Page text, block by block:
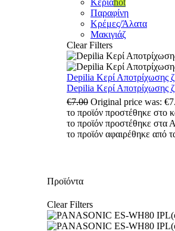
Κεριάhot
Παραφίνη
Κρέμες/Άλατα
Μακιγιάζ
Clear Filters
Depilia Κερί Αποτρίχωσης
Depilia Κερί Αποτρίχωσης
€7.00 Original price was:
το προϊόν προστέθηκε στο
το προϊόν προστέθηκε στα
το προϊόν αφαιρέθηκε από
Προϊόντα
Clear Filters